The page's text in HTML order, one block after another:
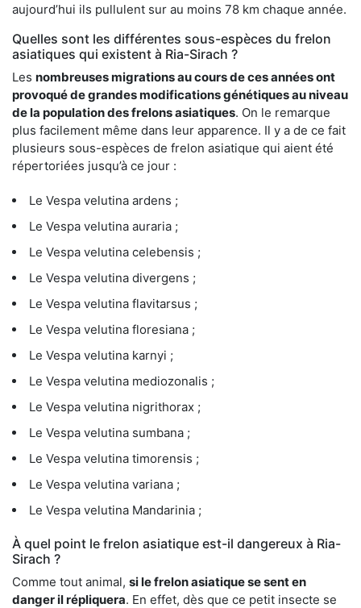
aujourd’hui ils pullulent sur au moins 78 km chaque année.
Quelles sont les différentes sous-espèces du frelon
asiatiques qui existent à Ria-Sirach ?
Les nombreuses migrations au cours de ces années ont
provoqué de grandes modifications génétiques au niveau
de la population des frelons asiatiques. On le remarque
plus facilement même dans leur apparence. Il y a de ce fait
plusieurs sous-espèces de frelon asiatique qui aient été
répertoriées jusqu’à ce jour :
Le Vespa velutina ardens ;
Le Vespa velutina auraria ;
Le Vespa velutina celebensis ;
Le Vespa velutina divergens ;
Le Vespa velutina flavitarsus ;
Le Vespa velutina floresiana ;
Le Vespa velutina karnyi ;
Le Vespa velutina mediozonalis ;
Le Vespa velutina nigrithorax ;
Le Vespa velutina sumbana ;
Le Vespa velutina timorensis ;
Le Vespa velutina variana ;
Le Vespa velutina Mandarinia ;
À quel point le frelon asiatique est-il dangereux à Ria-
Sirach ?
Comme tout animal, si le frelon asiatique se sent en
danger il répliquera. En effet, dès que ce petit insecte se